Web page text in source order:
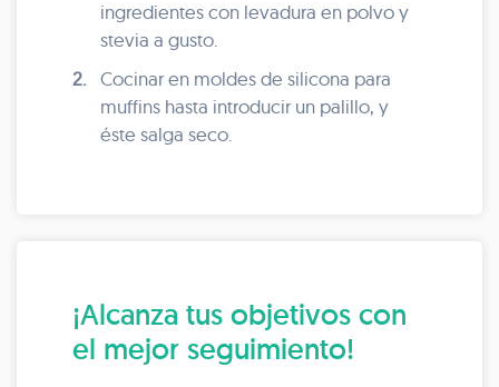
ingredientes con levadura en polvo y
stevia a gusto.
2.
Cocinar en moldes de silicona para
muffins hasta introducir un palillo, y
éste salga seco.
¡Alcanza tus objetivos con
el mejor seguimiento!